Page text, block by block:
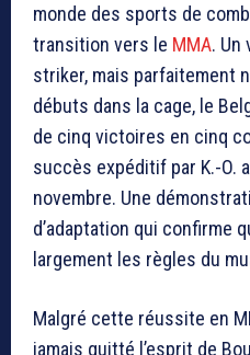
monde des sports de
transition vers le MMA. Un
striker, mais parfaitement
débuts dans la cage, le
de cinq victoires en cinq
succès expéditif par K.-O.
novembre. Une
d’adaptation qui confirme
largement les règles du
Malgré cette réussite en
jamais quitté l’esprit de